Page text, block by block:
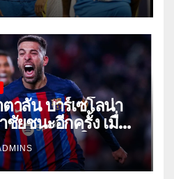
าลัน บาร์เซโลน่า
ยชนะอีกครั้ง เมื่อ
บมือเซบีย่าในลีก